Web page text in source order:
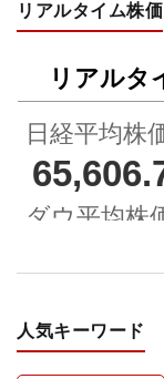
リアルタイム株価
人気キーワード